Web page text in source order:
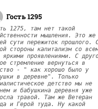
Гость 1295
1275, там нет такой
мышления. Это же
сути пережиток прошлого.
стороны капитализм со
яркими проявлениями. С
стремление вернуться в
- " как хорошо было у
в деревне". Только
детство мы не
и бабушкина деревня уже
травой. Там же Ветеран
и Герой туда. Ну какой